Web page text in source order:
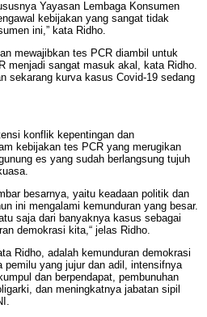
Yayasan Lembaga Konsumen
kebijakan yang sangat tidak
ini,” kata Ridho.
mewajibkan tes PCR diambil untuk
menjadi sangat masuk akal, kata Ridho.
sekarang kurva kasus Covid-19 sedang
konflik kepentingan dan
kebijakan tes PCR yang merugikan
es yang sudah berlangsung tujuh
besarnya, yaitu keadaan politik dan
ini mengalami kemunduran yang besar.
saja dari banyaknya kasus sebagai
demokrasi kita,“ jelas Ridho.
Ridho, adalah kemunduran demokrasi
pemilu yang jujur dan adil, intensifnya
dan berpendapat, pembunuhan
dan meningkatnya jabatan sipil